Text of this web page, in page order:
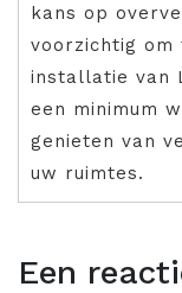
kans op
voorzichtig om
installatie van
een minimum
genieten van
uw ruimtes.
Een